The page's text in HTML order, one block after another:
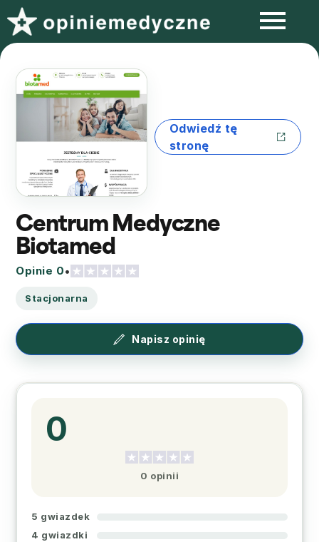
Odwiedź tę
stronę
Centrum Medyczne
Biotamed
Opinie 0•
Stacjonarna
Napisz opinię
0
0 opinii
5 gwiazdek
4 gwiazdki